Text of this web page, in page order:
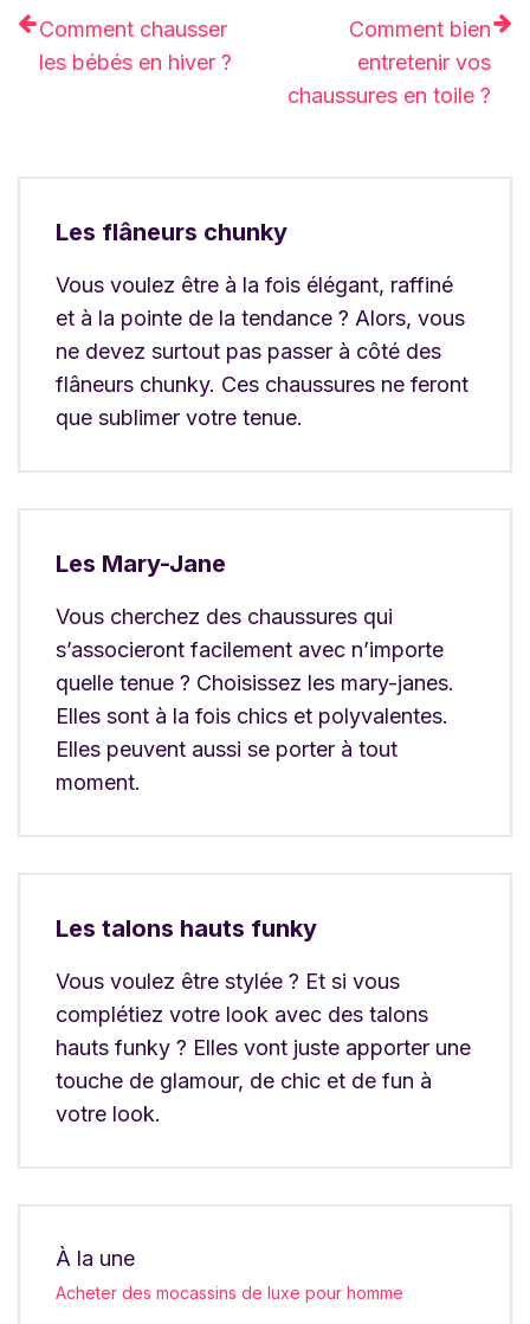
Comment chausser
les bébés en hiver ?
Comment bien
entretenir vos
chaussures en toile ?
Les flâneurs chunky
Vous voulez être à la fois élégant, raffiné
et à la pointe de la tendance ? Alors, vous
ne devez surtout pas passer à côté des
flâneurs chunky. Ces chaussures ne feront
que sublimer votre tenue.
Les Mary-Jane
Vous cherchez des chaussures qui
s’associeront facilement avec n’importe
quelle tenue ? Choisissez les mary-janes.
Elles sont à la fois chics et polyvalentes.
Elles peuvent aussi se porter à tout
moment.
Les talons hauts funky
Vous voulez être stylée ? Et si vous
complétiez votre look avec des talons
hauts funky ? Elles vont juste apporter une
touche de glamour, de chic et de fun à
votre look.
À la une
Acheter des mocassins de luxe pour homme